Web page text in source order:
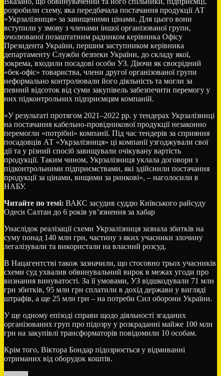
розробили схему, яка передбачала постачання продукції АТ
«Укрзалізниця» за завищеними цінами. Для цього вони
вступили у змову з членами іншої організованої групи,
очолюваної позаштатним радником керівника Офісу
Президента України, першим заступником керівника
департаменту Служби безпеки України, до складу якої,
зокрема, входили посадові особи УЗ. Діючи як своєрідний
«бек-офіс» товариства, члени другої організованої групи
неформально контролювали його діяльність та могли за
певний відсоток від суми закупівель забезпечити перемогу у
них підконтрольних підприємцям компаній.
«У результаті протягом 2021–2022 рр. у тендерах Укрзалізниці
на постачання кабельно-провідникової продукції незаконно
перемогли «потрібні» компанії. Під час тендерів за сприяння
посадовців АТ «Укрзалізниця» ці компанії узгоджували свої
дії та у різний спосіб завищували очікувану вартість
продукції. Таким чином, Укрзалізниця уклала договори з
підконтрольними підприємствами, які здійснили постачання
продукції за цінами, вищими за ринкові», – наголосили в
НАБУ.
Читайте по темі: ВАКС засудив суддю Київського райсуду
Одеси Салтан до 6 років ув’язнення за хабар
Унаслідок реалізації схеми Укрзалізниця зазнала збитків на
суму понад 140 млн грн, частину з яких учасники злочину
легалізували та використали на власний розсуд.
В Нацагентстві також зазначили, що стосовно трьох учасників
схеми суд ухвалив обвинувальний вирок в межах угоди про
визнання винуватості. За її умовами, УЗ відшкодували 71 млн
грн збитків, 95 млн грн сплатили в дохід держави у вигляді
штрафів, а ще 25 млн грн – на потреби Сил оборони України.
У ще одному епізоді справи щодо діяльності згаданих
організованих груп про підозру у розкраданні майже 100 млн
грн на закупівлі трансформаторів повідомили 10 особам.
Крім того, Віктора Бондар підозрюється у відмиванні
отриманих від оборудок коштів.